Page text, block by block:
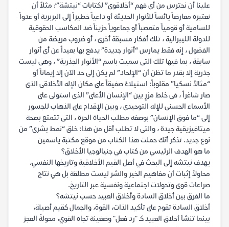
علينا أن نحترس من أى فهم “أخلاقوى” لكتابات “نيتشة”؛ مثلاً أن
نعتبره معارضاً يائساً للأنوار الحديثة أو داعياً خطيراً إلى البربرية أو عدواً
للسامية أو قومياً متعصباً أو جماعوياً حزيناً ضد المكاسب الحقوقية
للدولة الليبرالية ، تلك أفكار مسبقة أخرى ، أو ضروب مريضة من
الفضول ، إنه فقط يمارس “أنوار جديدة” يدفع بها بعيداً عن أى أنوار
سابقة ، بما فيها تلك التى سميت باسم “الأنوار الجذرية” ، وهى ليست
جذرية إلا بقدر ما تظن أن “الإلحاد” لم يكن إلى حد الآن إلا إيماناً أو
“مثالاً نسكيا” مقلوباً: استيلاءً صفيقاً على مكان الإله الأخلاقى الذى
صار شاغراً ، فى خلط مزرٍ بين “الإنسان الأعلى” الذى استولى على
الأسماء الحسنى للإله التوحيدى ، وبين الإقدام على الذهاب للجسور
إلى “ما فوق الإنسان” بوصفه مطلب الحياة الحرة ، التى تتمتع بصحة
ميتافيزيقية جيدة ، والتى لا تطلب أقل من هذا: خلق “نمط بشرى” من
نوع جديد. تذكر أنك حملت هذا الكتاب من موقع مكتبة ياسمين
ما هو الهدف الرئيسي من كتاب في جنيالوجيا الأخلاق؟
يهدف نيتشه إلى البحث في أصل القيم الأخلاقية وتاريخها النفسي،
محاولاً إثبات أن مفاهيم الخير والشر ليست مطلقة بل هي نتاج
صراعات قوى وتحولات اجتماعية ونفسية عبر التاريخ.
ما الفرق بين أخلاق السادة وأخلاق العبيد حسب نيتشه؟
أخلاق السادة تقوم على تأكيد الذات، القوة، والجمال كقيم أصيلة،
بينما تنشأ أخلاق العبيد كـ "رد فعل" وضغينة تجاه القوي، محولةً العجز